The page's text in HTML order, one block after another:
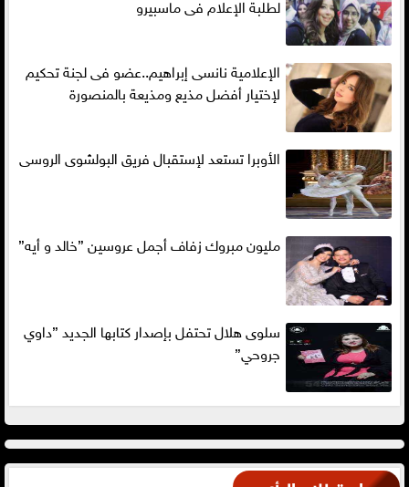
لطلبة الإعلام فى ماسبيرو
الإعلامية نانسى إبراهيم..عضو فى لجنة تحكيم
لإختيار أفضل مذيع ومذيعة بالمنصورة
الأوبرا تستعد لإستقبال فريق البولشوى الروسى
مليون مبروك زفاف أجمل عروسين ”خالد و أيه”
سلوى هلال تحتفل بإصدار كتابها الجديد ”داوي
جروحي”